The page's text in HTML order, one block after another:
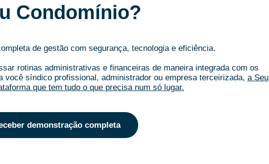
Condomínio?
de gestão com segurança, tecnologia e eficiência.
rotinas administrativas e financeiras de maneira integrada com os
você síndico profissional, administrador ou empresa terceirizada, a Seu
que tem tudo o que precisa num só lugar.
demonstração completa